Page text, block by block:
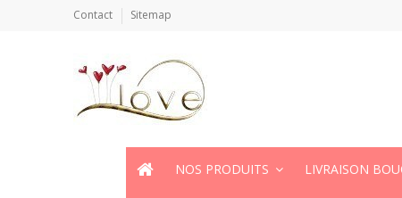
Contact Sitemap
NOS PRODUITS LIVRAISON